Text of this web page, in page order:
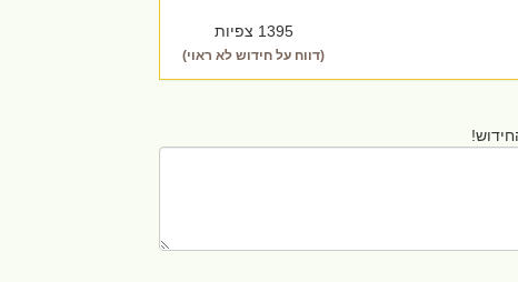
1395 צפיות
(דווח על חידוש לא ראוי)